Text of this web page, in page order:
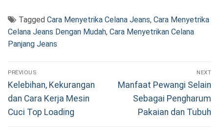
Tagged Cara Menyetrika Celana Jeans, Cara Menyetrika
Celana Jeans Dengan Mudah, Cara Menyetrikan Celana
Panjang Jeans
Navigasi
pos
PREVIOUS
Previous
post:
Kelebihan, Kekurangan
dan Cara Kerja Mesin
Cuci Top Loading
NEXT
Next
post:
Manfaat Pewangi Selain
Sebagai Pengharum
Pakaian dan Tubuh